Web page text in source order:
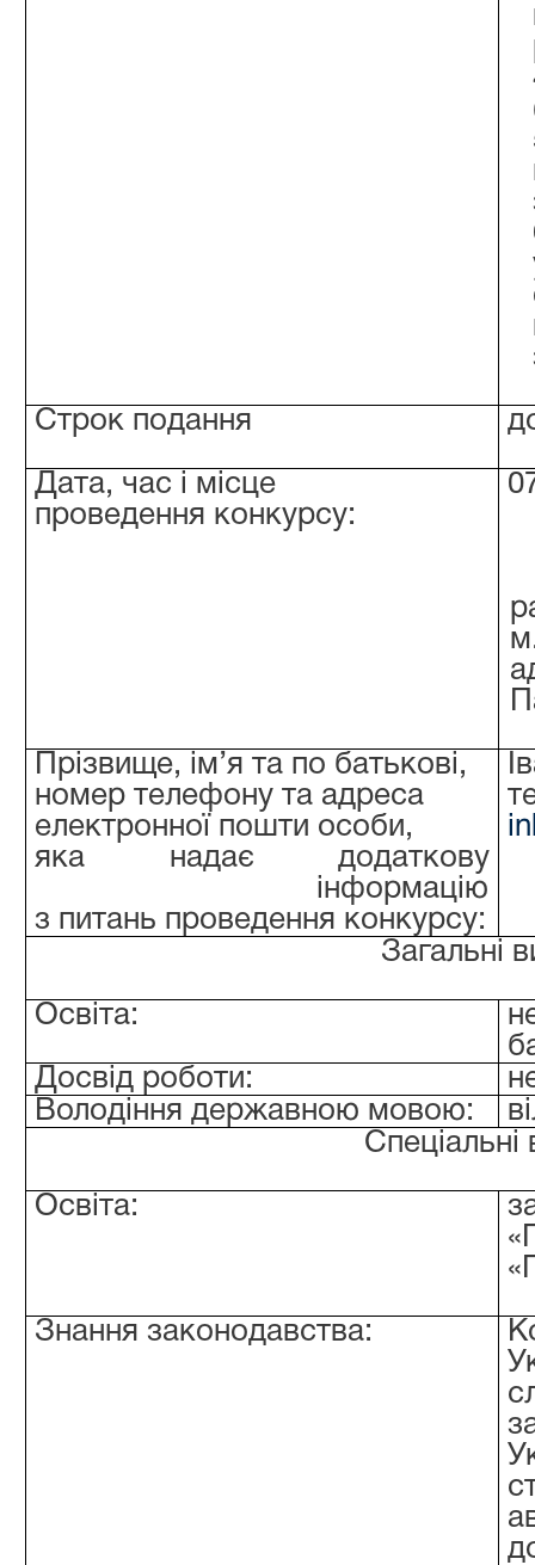
Строк подання
Дата, час і місце
проведення конкурсу:
Прізвище, ім’я та по батькові,
номер телефону та адреса
електронної пошти особи,
яка надає додаткову
інформацію
з питань проведення конкурсу:
Загальні
Освіта:
Досвід роботи:
Володіння державною мовою:
Спеціальні
Освіта:
Знання законодавства: